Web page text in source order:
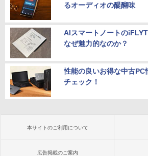
るオーディオの醍醐味
AIスマートノートの
なぜ魅力的なのか？
性能の良いお得な中古PC
チェック！
本サイトのご利用について
広告掲載のご案内